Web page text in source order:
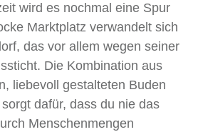
wird es nochmal eine Spur
Marktplatz verwandelt sich
das vor allem wegen seiner
Die Kombination aus
liebevoll gestalteten Buden
dafür, dass du nie das
Menschenmengen